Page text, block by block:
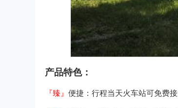
产品特色：
『臻』 便捷：行程当天火车站可免费接